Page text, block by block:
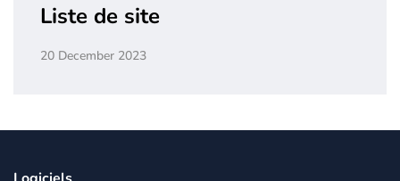
Liste de site
20 December 2023